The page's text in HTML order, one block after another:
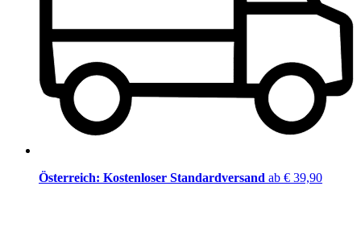
Österreich: Kostenloser Standardversand ab € 39,90